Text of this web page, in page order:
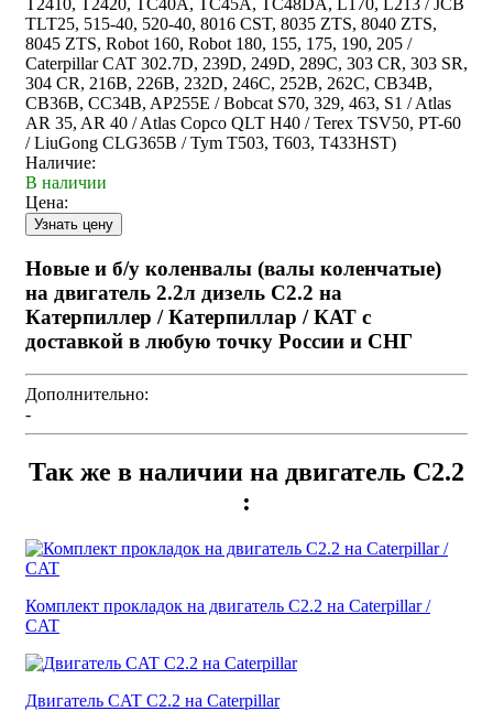
TLT25, 515-40, 520-40, 8016 CST, 8035 ZTS, 8040 ZTS,
8045 ZTS, Robot 160, Robot 180, 155, 175, 190, 205 /
Caterpillar CAT 302.7D, 239D, 249D, 289C, 303 CR, 303 SR,
304 CR, 216B, 226B, 232D, 246C, 252B, 262C, CB34B,
CB36B, CC34B, AP255E / Bobcat S70, 329, 463, S1 / Atlas
AR 35, AR 40 / Atlas Copco QLT H40 / Terex TSV50, PT-60
/ LiuGong CLG365B / Tym T503, T603, T433HST)
Наличие:
В наличии
Цена:
Новые и б/у коленвалы (валы коленчатые)
на двигатель 2.2л дизель C2.2 на
Катерпиллер / Катерпиллар / КАТ с
доставкой в любую точку России и СНГ
Дополнительно:
-
Так же в наличии на двигатель C2.2
:
Комплект прокладок на двигатель C2.2 на Caterpillar /
CAT
Двигатель CAT C2.2 на Caterpillar